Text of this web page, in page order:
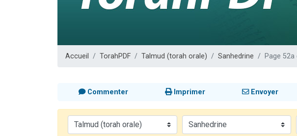
3 personnes viennent de nous rejoindre
2 personnes viennent de nous rejoindre
Accueil TorahPDF Talmud (torah orale) Sanhedrine Page
Commenter Imprimer Envoyer